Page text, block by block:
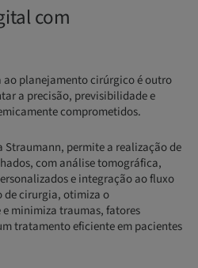
com
planejamento cirúrgico é outro
a precisão, previsibilidade e
comprometidos.
Straumann, permite a realização de
com análise tomográfica,
e integração ao fluxo
de cirurgia, otimiza o
minimiza traumas, fatores
tratamento eficiente em pacientes